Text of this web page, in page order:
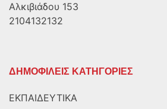
Αλκιβιάδου 153
2104132132
ΔΗΜΟΦΙΛΕΙΣ ΚΑΤΗΓΟΡΙΕΣ
ΕΚΠΑΙΔΕΥΤΙΚΑ